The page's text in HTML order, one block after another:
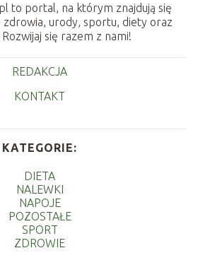
to portal, na którym znajdują się
zdrowia, urody, sportu, diety oraz
się razem z nami!
REDAKCJA
KONTAKT
KATEGORIE:
DIETA
NALEWKI
NAPOJE
POZOSTAŁE
SPORT
ZDROWIE